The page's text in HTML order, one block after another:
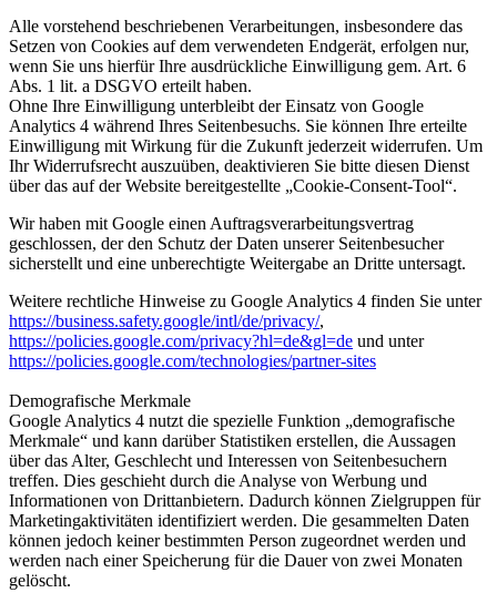
Alle vorstehend beschriebenen Verarbeitungen, insbesondere das
Setzen von Cookies auf dem verwendeten Endgerät, erfolgen nur,
wenn Sie uns hierfür Ihre ausdrückliche Einwilligung gem. Art. 6
Abs. 1 lit. a DSGVO erteilt haben.
Ohne Ihre Einwilligung unterbleibt der Einsatz von Google
Analytics 4 während Ihres Seitenbesuchs. Sie können Ihre erteilte
Einwilligung mit Wirkung für die Zukunft jederzeit widerrufen. Um
Ihr Widerrufsrecht auszuüben, deaktivieren Sie bitte diesen Dienst
über das auf der Website bereitgestellte „Cookie-Consent-Tool“.
Wir haben mit Google einen Auftragsverarbeitungsvertrag
geschlossen, der den Schutz der Daten unserer Seitenbesucher
sicherstellt und eine unberechtigte Weitergabe an Dritte untersagt.
Weitere rechtliche Hinweise zu Google Analytics 4 finden Sie unter
https://business.safety.google/intl/de/privacy/,
https://policies.google.com/privacy?hl=de&gl=de und unter
https://policies.google.com/technologies/partner-sites
Demografische Merkmale
Google Analytics 4 nutzt die spezielle Funktion „demografische
Merkmale“ und kann darüber Statistiken erstellen, die Aussagen
über das Alter, Geschlecht und Interessen von Seitenbesuchern
treffen. Dies geschieht durch die Analyse von Werbung und
Informationen von Drittanbietern. Dadurch können Zielgruppen für
Marketingaktivitäten identifiziert werden. Die gesammelten Daten
können jedoch keiner bestimmten Person zugeordnet werden und
werden nach einer Speicherung für die Dauer von zwei Monaten
gelöscht.